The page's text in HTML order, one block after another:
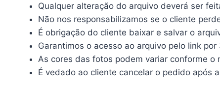
Qualquer alteração do arquivo deverá ser
Não nos responsabilizamos se o cliente
É obrigação do cliente baixar e salvar o
Garantimos o acesso ao arquivo pelo link
As cores das fotos podem variar conforme o
É vedado ao cliente cancelar o pedido após